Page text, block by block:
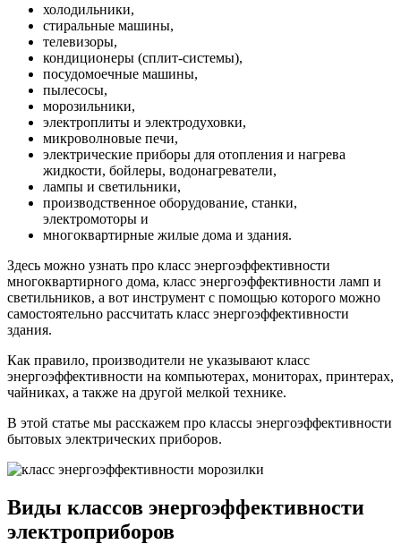
холодильники,
стиральные машины,
телевизоры,
кондиционеры (сплит-системы),
посудомоечные машины,
пылесосы,
морозильники,
электроплиты и электродуховки,
микроволновые печи,
электрические приборы для отопления и нагрева
жидкости, бойлеры, водонагреватели,
лампы и светильники,
производственное оборудование, станки,
электромоторы и
многоквартирные жилые дома и здания.
Здесь можно узнать про класс энергоэффективности
многоквартирного дома, класс энергоэффективности ламп и
светильников, а вот инструмент с помощью которого можно
самостоятельно рассчитать класс энергоэффективности
здания.
Как правило, производители не указывают класс
энергоэффективности на компьютерах, мониторах, принтерах,
чайниках, а также на другой мелкой технике.
В этой статье мы расскажем про классы энергоэффективности
бытовых электрических приборов.
Виды классов энергоэффективности
электроприборов